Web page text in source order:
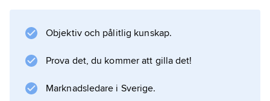
bedömare menar att detta är en överdriven
realistiskt antal. De är sedan 1950-talet
hängivet kristna.
Objektiv och pålitlig kunskap.
Prova det, du kommer att gilla det!
Marknadsledare i Sverige.